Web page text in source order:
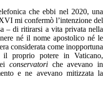
che ebbi nel 2020, una
mi confermò l’intenzione del
– di ritirarsi a vita privata nella
né il nome apostolico né le
considerata come inopportuna
il proprio potere in Vaticano,
conservatoriche avevano in
e ne avevano mitizzata la